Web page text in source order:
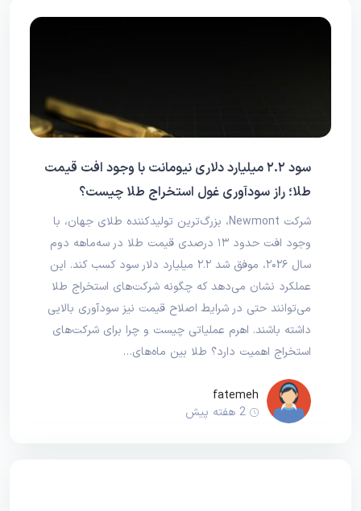
سود ۲.۲ میلیارد دلاری نیومانت با وجود افت قیمت
طلا؛ راز سودآوری غول استخراج طلا چیست؟
شرکت Newmont، بزرگ‌ترین تولیدکننده طلای جهان، با
وجود افت حدود ۱۳ درصدی قیمت طلا در سه‌ماهه دوم
سال ۲۰۲۶، موفق شد ۲.۲ میلیارد دلار سود کسب کند. این
عملکرد نشان می‌دهد که چگونه شرکت‌های استخراج طلا
می‌توانند حتی در شرایط اصلاح قیمت نیز سودآوری بالایی
داشته باشند. اهرم عملیاتی چیست و چرا برای شرکت‌های
استخراج اهمیت دارد؟ طلا بین ماه‌های…
fatemeh
2 هفته پیش